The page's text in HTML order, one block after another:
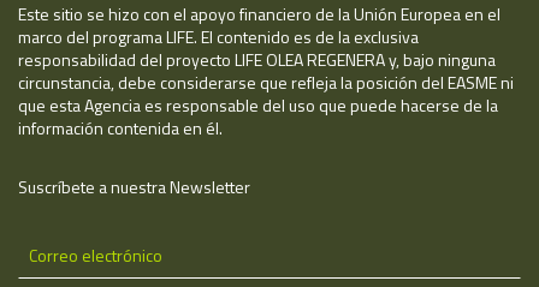
Este sitio se hizo con el apoyo financiero de la Unión Europea en el
marco del programa LIFE. El contenido es de la exclusiva
responsabilidad del proyecto LIFE OLEA REGENERA y, bajo ninguna
circunstancia, debe considerarse que refleja la posición del EASME ni
que esta Agencia es responsable del uso que puede hacerse de la
información contenida en él.
Suscríbete a nuestra Newsletter